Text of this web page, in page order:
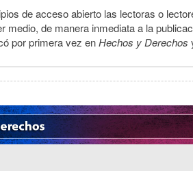
de acceso abierto las lectoras o
medio, de manera inmediata a la
por primera vez enHechos y Derechos